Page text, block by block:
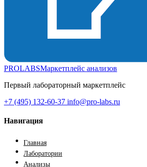
PROLABSМаркетплейс анализов
Первый лабораторный маркетплейс
+7 (495) 132-60-37 info@pro-labs.ru
Навигация
Главная
Лаборатории
Анализы